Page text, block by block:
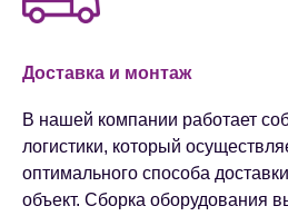
Доставка и монтаж
В нашей компании работает
логистики, который
оптимального способа
объект. Сборка оборудования